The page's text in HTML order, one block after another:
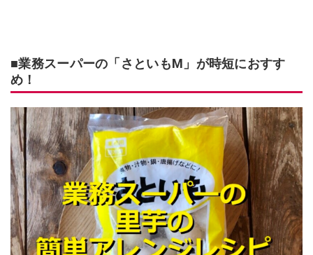
■業務スーパーの「さといもM」が時短におすす
め！